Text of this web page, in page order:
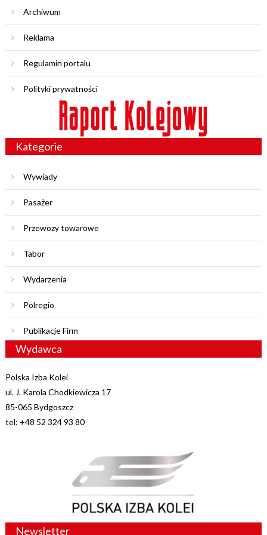
Archiwum
Reklama
Regulamin portalu
Polityki prywatności
Kategorie
Wywiady
Pasażer
Przewozy towarowe
Tabor
Wydarzenia
Polregio
Publikacje Firm
Wydawca
Polska Izba Kolei
ul. J. Karola Chodkiewicza 17
85-065 Bydgoszcz
tel: +48 52 324 93 80
Newsletter